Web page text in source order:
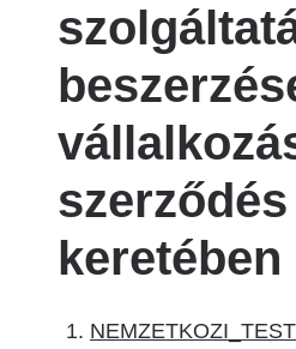
szerződés
keretében